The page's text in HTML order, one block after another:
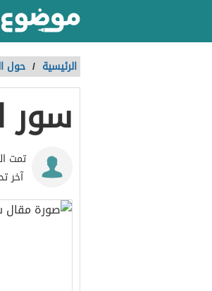
الرئيسية / حول
سور
تمت
آخر